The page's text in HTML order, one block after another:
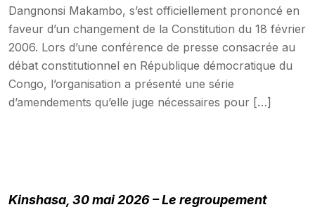
Dangnonsi Makambo, s’est officiellement prononcé en
faveur d’un changement de la Constitution du 18 février
2006. Lors d’une conférence de presse consacrée au
débat constitutionnel en République démocratique du
Congo, l’organisation a présenté une série
d’amendements qu’elle juge nécessaires pour […]
Kinshasa, 30 mai 2026 – Le regroupement